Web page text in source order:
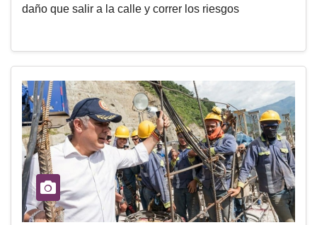
daño que salir a la calle y correr los riesgos